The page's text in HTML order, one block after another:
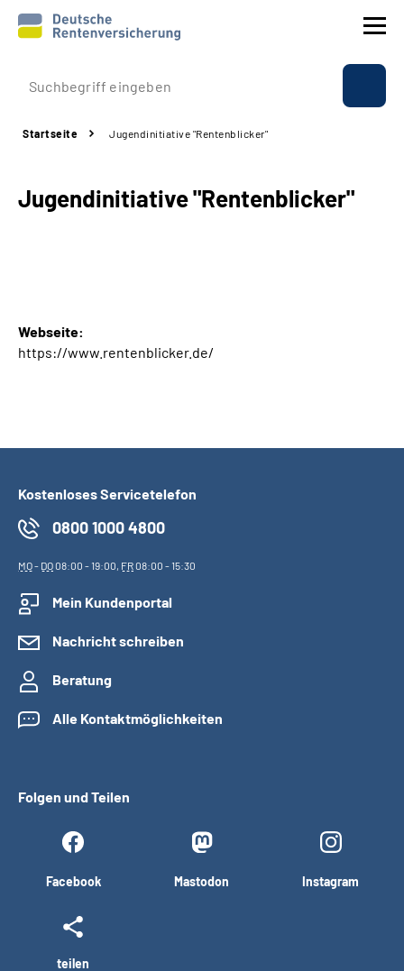
Prävention
Rente
Über uns & Presse
Suche
Language
Startseite Jugendinitiative "Rentenblicker"
Jugendinitiative "Rentenblicker"
Webseite:
https://www.rentenblicker.de/
Kostenloses Servicetelefon
0800 1000 4800
MO- DO08:00 - 19:00, FR08:00 - 15:30
Mein Kundenportal
Nachricht schreiben
Beratung
Alle Kontaktmöglichkeiten
Folgen und Teilen
Facebook Mastodon Instagram
teilen